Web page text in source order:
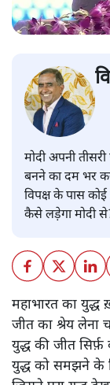
मोदी अपनी
बनने का दम भर
विपक्ष के पास
कैसे लड़ेगा मोदी
महाभारत का
जीत का श्रेय लेना
युद्ध की जीत
युद्ध को समझने के